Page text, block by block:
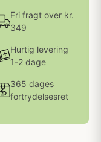
Fri fragt over kr.
349
Hurtig levering
1-2 dage
365 dages
fortrydelsesret